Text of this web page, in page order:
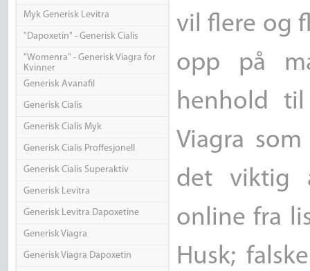
Myk Generisk Levitra
"Dapoxetin" - Generisk Cialis
"Womenra" - Generisk Viagra for
Kvinner
Generisk Avanafil
Generisk Cialis
Generisk Cialis Myk
Generisk Cialis Proffesjonell
Generisk Cialis Superaktiv
Generisk Levitra
Generisk Levitra Dapoxetine
Generisk Viagra
Generisk Viagra Dapoxetin
vil flere og
opp på
henhold
Viagra
det viktig
online fra
Husk;